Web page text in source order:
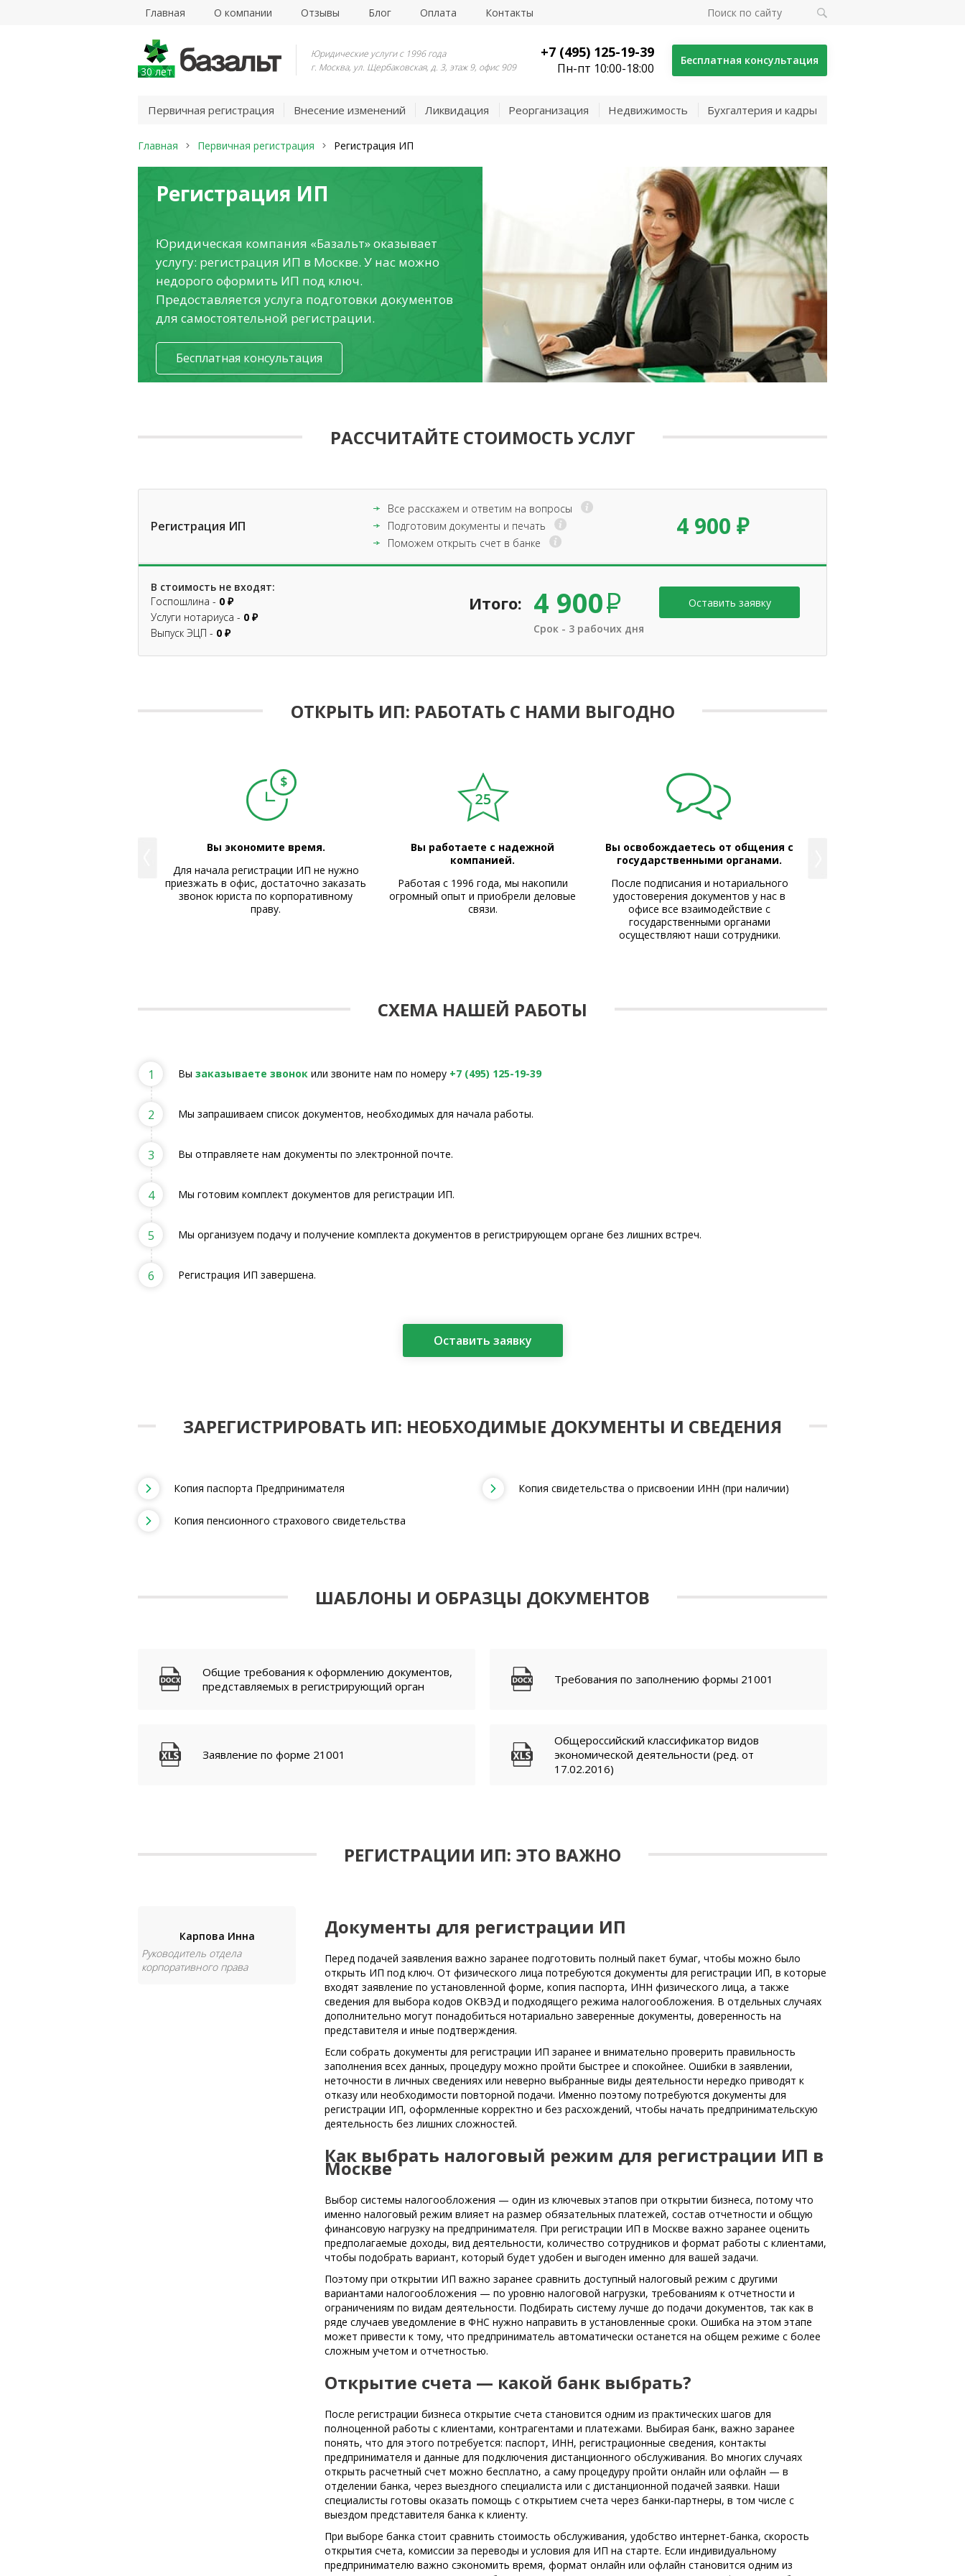
Главная О компании Отзывы Блог Оплата Контакты
30 лет
Юридические услуги с 1996 года
г. Москва, ул. Щербаковская, д. 3, этаж 9, офис 909
+7 (495) 125-19-39
Пн-пт 10:00-18:00
Бесплатная консультация
Первичная регистрация Внесение изменений Ликвидация Реорганизация Недвижимость Бухгалтерия и кадры
Главная Первичная регистрация Регистрация ИП
Регистрация ИП
Юридическая компания «Базальт» оказывает
услугу: регистрация ИП в Москве. У нас можно
недорого оформить ИП под ключ.
Предоставляется услуга подготовки документов
для самостоятельной регистрации.
Бесплатная консультация
РАССЧИТАЙТЕ СТОИМОСТЬ УСЛУГ
Регистрация ИП
Все расскажем и ответим на вопросы
Подготовим документы и печать
Поможем открыть счет в банке
4 900 ₽
В стоимость не входят:
Госпошлина - 0 ₽
Услуги нотариуса - 0 ₽
Выпуск ЭЦП - 0 ₽
Итого: 4 900
Срок - 3 рабочих дня
ОТКРЫТЬ ИП: РАБОТАТЬ С НАМИ ВЫГОДНО
Вы экономите время.
Для начала регистрации ИП не нужно
приезжать в офис, достаточно заказать
звонок юриста по корпоративному
праву.
Вы работаете с надежной
компанией.
Работая с 1996 года, мы накопили
огромный опыт и приобрели деловые
связи.
Вы освобождаетесь от общения с
государственными органами.
После подписания и нотариального
удостоверения документов у нас в
офисе все взаимодействие с
государственными органами
осуществляют наши сотрудники.
СХЕМА НАШЕЙ РАБОТЫ
1 Вы заказываете звонок или звоните нам по номеру +7 (495) 125-19-39
2 Мы запрашиваем список документов, необходимых для начала работы.
3 Вы отправляете нам документы по электронной почте.
4 Мы готовим комплект документов для регистрации ИП.
5 Мы организуем подачу и получение комплекта документов в регистрирующем органе без лишних встреч.
6 Регистрация ИП завершена.
Оставить заявку
ЗАРЕГИСТРИРОВАТЬ ИП: НЕОБХОДИМЫЕ ДОКУМЕНТЫ И СВЕДЕНИЯ
Копия паспорта Предпринимателя Копия свидетельства о присвоении ИНН (при наличии)
Копия пенсионного страхового свидетельства
ШАБЛОНЫ И ОБРАЗЦЫ ДОКУМЕНТОВ
Общие требования к оформлению документов,
представляемых в регистрирующий орган
Требования по заполнению формы 21001
Заявление по форме 21001
Общероссийский классификатор видов
экономической деятельности (ред. от
17.02.2016)
РЕГИСТРАЦИИ ИП: ЭТО ВАЖНО
Карпова Инна
Руководитель отдела
корпоративного права
Документы для регистрации ИП
Перед подачей заявления важно заранее подготовить полный пакет бумаг, чтобы можно было
открыть ИП под ключ. От физического лица потребуются документы для регистрации ИП, в которые
входят заявление по установленной форме, копия паспорта, ИНН физического лица, а также
сведения для выбора кодов ОКВЭД и подходящего режима налогообложения. В отдельных случаях
дополнительно могут понадобиться нотариально заверенные документы, доверенность на
представителя и иные подтверждения.
Если собрать документы для регистрации ИП заранее и внимательно проверить правильность
заполнения всех данных, процедуру можно пройти быстрее и спокойнее. Ошибки в заявлении,
неточности в личных сведениях или неверно выбранные виды деятельности нередко приводят к
отказу или необходимости повторной подачи. Именно поэтому потребуются документы для
регистрации ИП, оформленные корректно и без расхождений, чтобы начать предпринимательскую
деятельность без лишних сложностей.
Как выбрать налоговый режим для регистрации ИП в
Москве
Выбор системы налогообложения — один из ключевых этапов при открытии бизнеса, потому что
именно налоговый режим влияет на размер обязательных платежей, состав отчетности и общую
финансовую нагрузку на предпринимателя. При регистрации ИП в Москве важно заранее оценить
предполагаемые доходы, вид деятельности, количество сотрудников и формат работы с клиентами,
чтобы подобрать вариант, который будет удобен и выгоден именно для вашей задачи.
Поэтому при открытии ИП важно заранее сравнить доступный налоговый режим с другими
вариантами налогообложения — по уровню налоговой нагрузки, требованиям к отчетности и
ограничениям по видам деятельности. Подбирать систему лучше до подачи документов, так как в
ряде случаев уведомление в ФНС нужно направить в установленные сроки. Ошибка на этом этапе
может привести к тому, что предприниматель автоматически останется на общем режиме с более
сложным учетом и отчетностью.
Открытие счета — какой банк выбрать?
После регистрации бизнеса открытие счета становится одним из практических шагов для
полноценной работы с клиентами, контрагентами и платежами. Выбирая банк, важно заранее
понять, что для этого потребуется: паспорт, ИНН, регистрационные сведения, контакты
предпринимателя и данные для подключения дистанционного обслуживания. Во многих случаях
открыть расчетный счет можно бесплатно, а саму процедуру пройти онлайн или офлайн — в
отделении банка, через выездного специалиста или с дистанционной подачей заявки. Наши
специалисты готовы оказать помощь с открытием счета через банки-партнеры, в том числе с
выездом представителя банка к клиенту.
При выборе банка стоит сравнить стоимость обслуживания, удобство интернет-банка, скорость
открытия счета, комиссии за переводы и условия для ИП на старте. Если индивидуальному
предпринимателю важно сэкономить время, формат онлайн или офлайн становится одним из